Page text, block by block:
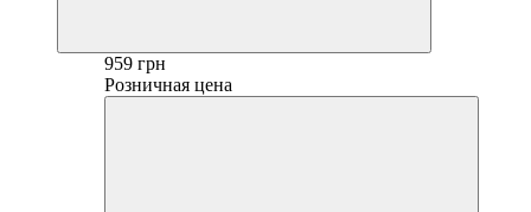
959 грн
Розничная цена